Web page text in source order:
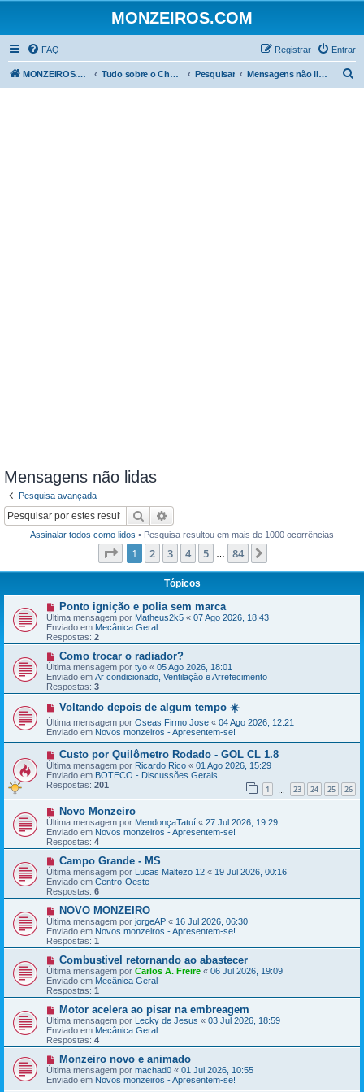
MONZEIROS.COM
FAQ Entrar
Registrar
MONZEIROS.COM Tudo sobre o Chevrolet Monza! Pesquisar Mensagens não lidas
Mensagens não lidas
Pesquisa avançada
Pesquisar
Assinalar todos como lidos • Pesquisa resultou em mais de 1000 ocorrências
Página de 84
1 2 3 4 5 84
Tópicos
N
o
v
a
m
e
n
s
a
g
e
m
Ponto ignição e polia sem marca
Última mensagem por Matheus2k5 « 07 Ago 2026, 18:43
Enviado em Mecânica Geral
Respostas: 2
N
o
v
a
m
e
s
a
g
e
m
Como trocar o radiador?
Última mensagem por tyo « 05 Ago 2026, 18:01
Enviado em Ar condicionado, Ventilação e Arrefecimento
Respostas: 3
N
v
a
m
e
n
s
a
g
e
m
Voltando depois de algum tempo ☀️
Última mensagem por Oseas Firmo Jose « 04 Ago 2026, 12:21
Enviado em Novos monzeiros - Apresentem-se!
N
o
v
a
m
e
s
a
g
e
m
Custo por Quilômetro Rodado - GOL CL 1.8
Última mensagem por Ricardo Rico « 01 Ago 2026, 15:29
Enviado em BOTECO - Discussões Gerais
Respostas: 201 1 23 24 25 26
N
o
v
a
m
e
n
s
a
g
e
m
Novo Monzeiro
Última mensagem por MendonçaTatuí « 27 Jul 2026, 19:29
Enviado em Novos monzeiros - Apresentem-se!
Respostas: 4
N
o
v
a
m
e
n
s
a
g
e
m
Campo Grande - MS
Última mensagem por Lucas Maltezo 12 « 19 Jul 2026, 00:16
Enviado em Centro-Oeste
Respostas: 6
N
o
v
a
m
e
n
s
a
g
e
m
NOVO MONZEIRO
Última mensagem por jorgeAP « 16 Jul 2026, 06:30
Enviado em Novos monzeiros - Apresentem-se!
Respostas: 1
N
o
v
a
m
e
n
s
a
g
e
m
Combustivel retornando ao abastecer
Última mensagem por Carlos A. Freire « 06 Jul 2026, 19:09
Enviado em Mecânica Geral
Respostas: 1
N
o
v
a
m
e
n
s
a
Motor acelera ao pisar na embreagem
Última mensagem por Lecky de Jesus « 03 Jul 2026, 18:59
Enviado em Mecânica Geral
Respostas: 4
N
o
v
a
Monzeiro novo e animado
Última mensagem por machad0 « 01 Jul 2026, 10:55
Enviado em Novos monzeiros - Apresentem-se!